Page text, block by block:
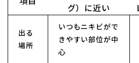
グ）に近い
出る
場所
いつもニキビがで
きやすい部位が中
心